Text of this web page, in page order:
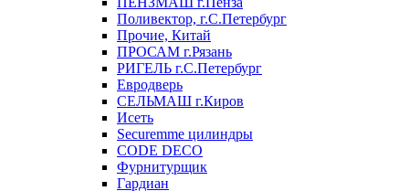
Поливектор, г.С.Петербург
Прочие, Китай
ПРОСАМ г.Рязань
РИГЕЛЬ г.С.Петербург
Евродверь
СЕЛЬМАШ г.Киров
Исеть
Securemme цилиндры
CODE DECO
Фурнитурщик
Гардиан